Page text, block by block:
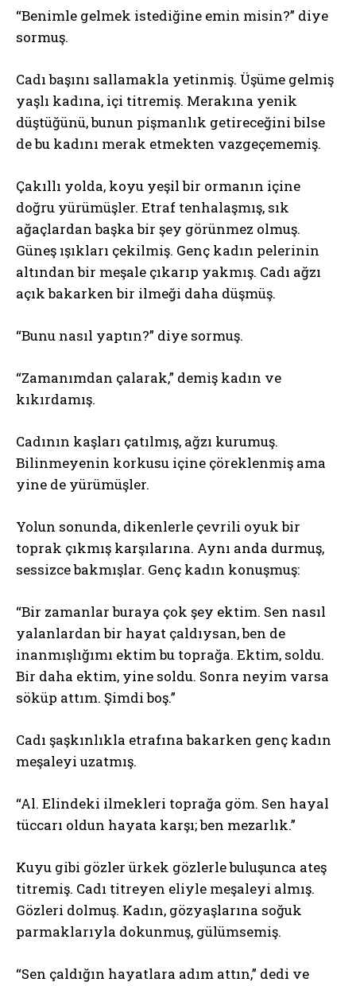
“Benimle gelmek istediğine emin misin?” diye
sormuş.
Cadı başını sallamakla yetinmiş. Üşüme gelmiş
yaşlı kadına, içi titremiş. Merakına yenik
düştüğünü, bunun pişmanlık getireceğini bilse
de bu kadını merak etmekten vazgeçememiş.
Çakıllı yolda, koyu yeşil bir ormanın içine
doğru yürümüşler. Etraf tenhalaşmış, sık
ağaçlardan başka bir şey görünmez olmuş.
Güneş ışıkları çekilmiş. Genç kadın pelerinin
altından bir meşale çıkarıp yakmış. Cadı ağzı
açık bakarken bir ilmeği daha düşmüş.
“Bunu nasıl yaptın?” diye sormuş.
“Zamanımdan çalarak,” demiş kadın ve
kıkırdamış.
Cadının kaşları çatılmış, ağzı kurumuş.
Bilinmeyenin korkusu içine çöreklenmiş ama
yine de yürümüşler.
Yolun sonunda, dikenlerle çevrili oyuk bir
toprak çıkmış karşılarına. Aynı anda durmuş,
sessizce bakmışlar. Genç kadın konuşmuş:
“Bir zamanlar buraya çok şey ektim. Sen nasıl
yalanlardan bir hayat çaldıysan, ben de
inanmışlığımı ektim bu toprağa. Ektim, soldu.
Bir daha ektim, yine soldu. Sonra neyim varsa
söküp attım. Şimdi boş.”
Cadı şaşkınlıkla etrafına bakarken genç kadın
meşaleyi uzatmış.
“Al. Elindeki ilmekleri toprağa göm. Sen hayal
tüccarı oldun hayata karşı; ben mezarlık.”
Kuyu gibi gözler ürkek gözlerle buluşunca ateş
titremiş. Cadı titreyen eliyle meşaleyi almış.
Gözleri dolmuş. Kadın, gözyaşlarına soğuk
parmaklarıyla dokunmuş, gülümsemiş.
“Sen çaldığın hayatlara adım attın,” dedi ve